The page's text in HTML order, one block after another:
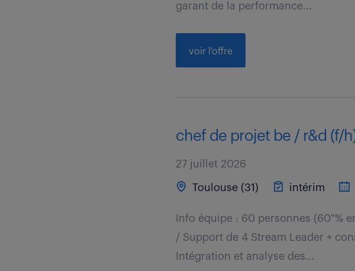
garant de la performance...
voir l'offre
chef de projet be / r&d (f/
27 juillet 2026
Toulouse (31) intérim
Info équipe : 60 personnes (60 %
/ Support de 4 Stream Leader +
Intégration et analyse des...